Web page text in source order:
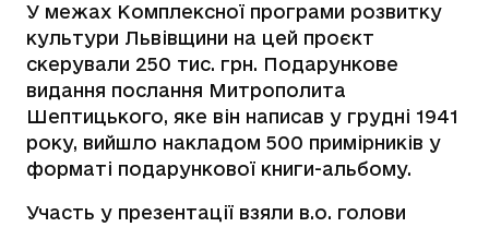
У межах Комплексної програми розвитку
культури Львівщини на цей проєкт
скерували 250 тис. грн. Подарункове
видання послання Митрополита
Шептицького, яке він написав у грудні 1941
року, вийшло накладом 500 примірників у
форматі подарункової книги-альбому.
Участь у презентації взяли в.о. голови